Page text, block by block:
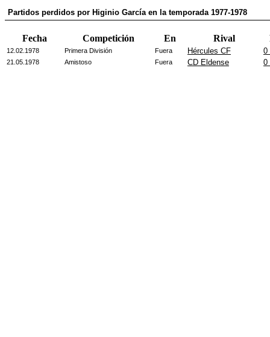
Partidos perdidos por Higinio García en la temporada 1977-1978
Fecha Competición En Rival
12.02.1978 Primera División Fuera Hércules CF 0
21.05.1978 Amistoso Fuera CD Eldense 0